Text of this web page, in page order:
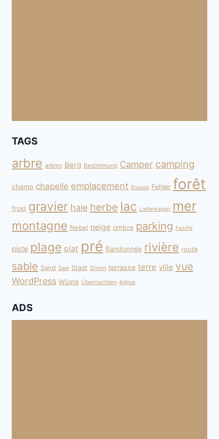
TAGS
arbre arbres Berg Bestimmung Camper camping
champ chapelle emplacement Erosion Fehler forêt
froid gravier haie herbe lac Lieferwagen mer
montagne Nebel neige ombre parking Pazifik
piste plage plat pré Randonnée rivière route
sable Sand See Stadt Strom terrasse terre ville vue
WordPress Wüste Übernachten église
ADS